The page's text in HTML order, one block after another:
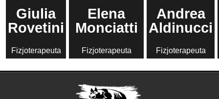
Giulia
Rovetini
Fizjoterapeuta
Elena
Monciatti
Fizjoterapeuta
Andrea
Aldinucci
Fizjoterapeuta